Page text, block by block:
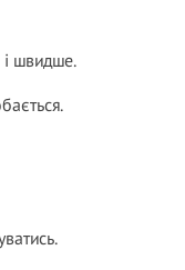
і швидше.